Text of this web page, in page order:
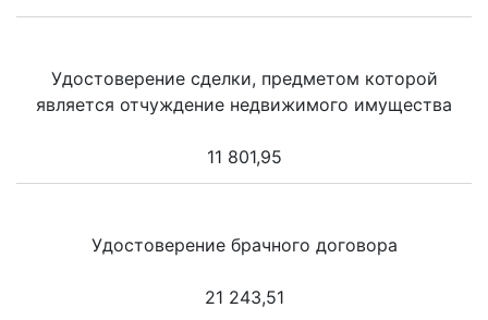
Удостоверение сделки, предметом которой
является отчуждение недвижимого имущества
11 801,95
Удостоверение брачного договора
21 243,51